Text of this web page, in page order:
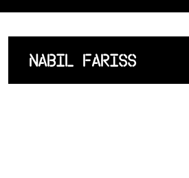
ACCUEIL
LISTE DES
NABIL FARISS